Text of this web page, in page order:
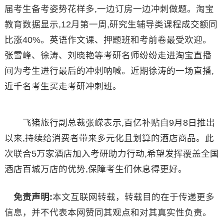
届考生备考姿势花样多,一边订房一边冲刺做题。淘宝
教育数据显示,12月第一周,研究生辅导类课程成交额同
比涨40%。英语作文课、押题班和考前卷最受欢迎。
张雪峰、徐涛、刘晓艳等考研名师纷纷走进淘宝直播
间为考生进行最后的冲刺呐喊。近期徐涛的一场直播,
近千名考生买走考研冲刺班。
飞猪旅行副总裁张嵘表示,百亿补贴自9月8日推出
以来,持续给消费者带来多元化且划算的酒店商品。此
次联合5万家酒店加入考研助力行动,希望发挥覆盖全国
酒店百城万店的优势,保障考生们休息得更好。
免责声明:本文互联网转载，转载目的在于传递更多
信息，并不代表本网赞同其观点和对其真实性负责。